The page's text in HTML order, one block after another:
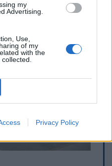
my
Advertising.
Use,
of my
with the
Privacy Policy